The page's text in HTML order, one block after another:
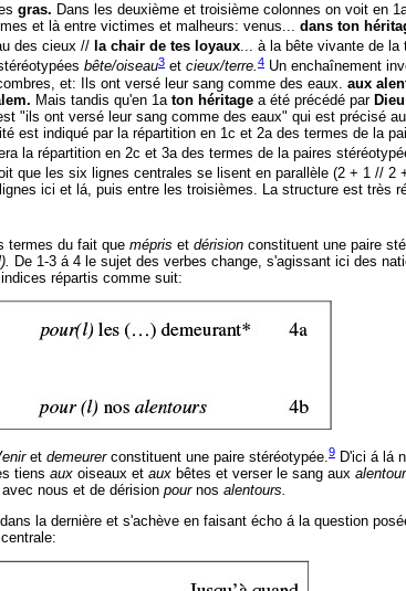
gras. Dans les deuxième et troisième colonnes on voit en
et là entre victimes et malheurs: venus... dans ton
des cieux // la chair de tes loyaux... à la bête vivante de la
bête/oiseau3 et cieux/terre.4 Un enchaînement
et: Ils ont versé leur sang comme des eaux. aux
Mais tandis qu'en 1a ton héritage a été précédé par Dieu
"ils ont versé leur sang comme des eaux" qui est précisé
est indiqué par la répartition en 1c et 2a des termes de la
la répartition en 2c et 3a des termes de la paires
que les six lignes centrales se lisent en parallèle (2 + 1 // 2
ici et lá, puis entre les troisièmes. La structure est très
termes du fait que mépris et dérision constituent une paire
De 1-3 á 4 le sujet des verbes change, s'agissant ici des
répartis comme suit:
et demeurerconstituent une paire stéréotypée. 9 D'ici á lá
tiens aux oiseaux et aux bêtes et verser le sang aux
avec nous et de dérision pournos alentours.
la dernière et s'achève en faisant écho á la question